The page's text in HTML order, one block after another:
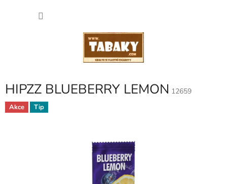
HIPZZ BLUEBERRY LEMON 12659
Akce Tip